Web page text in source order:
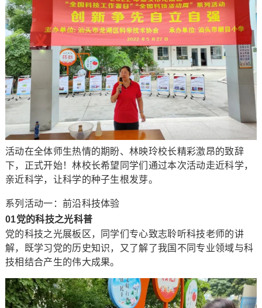
活动在全体师生热情的期盼、林映玲校长精彩激昂的致辞
下，正式开始！林校长希望同学们通过本次活动走近科学，
亲近科学，让科学的种子生根发芽。
系列活动一：前沿科技体验
01党的科技之光科普
党的科技之光展板区，同学们专心致志聆听科技老师的讲
解，既学习党的历史知识，又了解了我国不同专业领域与科
技相结合产生的伟大成果。